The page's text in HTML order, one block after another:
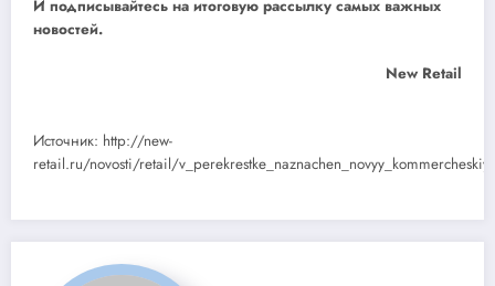
И подписывайтесь на итоговую рассылку самых важных
новостей.
New Retail
Источник: http://new-
retail.ru/novosti/retail/